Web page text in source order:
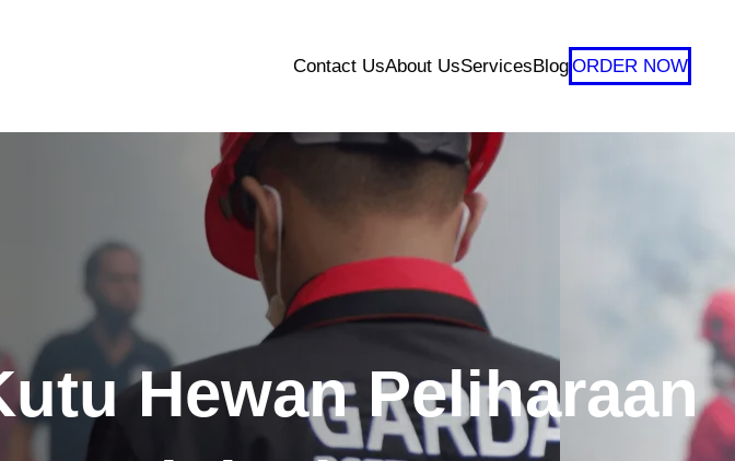
Contact UsAbout UsServicesBlogORDER NOW
Hewan Peliharaan